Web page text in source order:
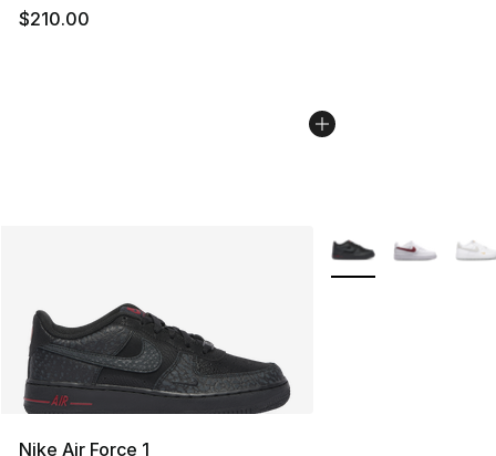
$210.00
Nike Air Force 1
Plus de couleurs